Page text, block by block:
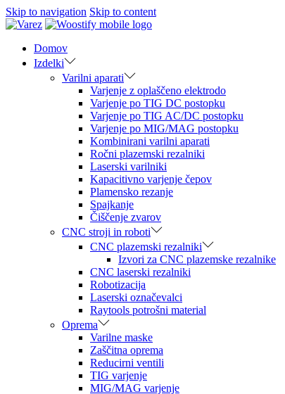
Skip to navigation Skip to content
Domov
Izdelki
Varilni aparati
Varjenje z oplaščeno elektrodo
Varjenje po TIG DC postopku
Varjenje po TIG AC/DC postopku
Varjenje po MIG/MAG postopku
Kombinirani varilni aparati
Ročni plazemski rezalniki
Laserski varilniki
Kapacitivno varjenje čepov
Plamensko rezanje
Spajkanje
Čiščenje zvarov
CNC stroji in roboti
CNC plazemski rezalniki
Izvori za CNC plazemske rezalnike
CNC laserski rezalniki
Robotizacija
Laserski označevalci
Raytools potrošni material
Oprema
Varilne maske
Zaščitna oprema
Reducirni ventili
TIG varjenje
MIG/MAG varjenje